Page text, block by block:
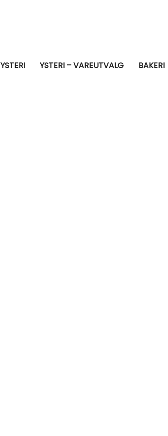
YSTERI YSTERI – VAREUTVALG BAKERI